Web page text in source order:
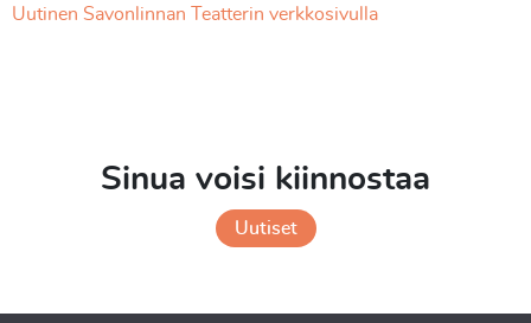
Uutinen Savonlinnan Teatterin verkkosivulla
Sinua voisi kiinnostaa
Uutiset